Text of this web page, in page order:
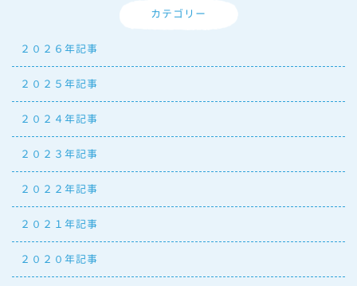
カテゴリー
２０２６年記事
２０２５年記事
２０２４年記事
２０２３年記事
２０２２年記事
２０２１年記事
２０２０年記事